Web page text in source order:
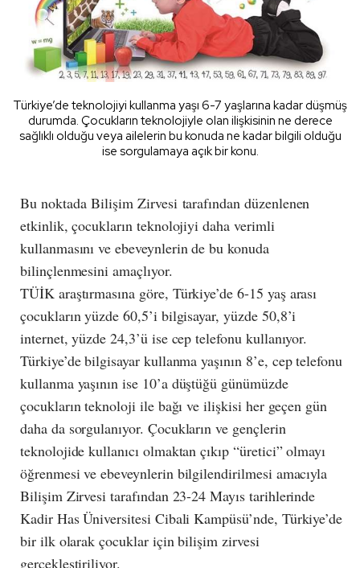
Türkiye’de teknolojiyi kullanma yaşı 6-7 yaşlarına kadar düşmüş
durumda. Çocukların teknolojiyle olan ilişkisinin ne derece
sağlıklı olduğu veya ailelerin bu konuda ne kadar bilgili olduğu
ise sorgulamaya açık bir konu.
Bu noktada Bilişim Zirvesi tarafından düzenlenen
etkinlik, çocukların teknolojiyi daha verimli
kullanmasını ve ebeveynlerin de bu konuda
bilinçlenmesini amaçlıyor.
TÜİK araştırmasına göre, Türkiye’de 6-15 yaş arası
çocukların yüzde 60,5’i bilgisayar, yüzde 50,8’i
internet, yüzde 24,3’ü ise cep telefonu kullanıyor.
Türkiye’de bilgisayar kullanma yaşının 8’e, cep telefonu
kullanma yaşının ise 10’a düştüğü günümüzde
çocukların teknoloji ile bağı ve ilişkisi her geçen gün
daha da sorgulanıyor. Çocukların ve gençlerin
teknolojide kullanıcı olmaktan çıkıp “üretici” olmayı
öğrenmesi ve ebeveynlerin bilgilendirilmesi amacıyla
Bilişim Zirvesi tarafından 23-24 Mayıs tarihlerinde
Kadir Has Üniversitesi Cibali Kampüsü’nde, Türkiye’de
bir ilk olarak çocuklar için bilişim zirvesi
gerçekleştiriliyor.